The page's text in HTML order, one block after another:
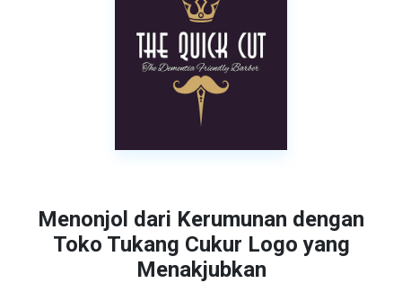
Menonjol dari Kerumunan dengan
Toko Tukang Cukur Logo yang
Menakjubkan